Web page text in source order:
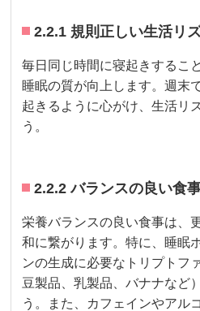
2.2.1 規則正しい生活リ
毎日同じ時間に寝起きするこ
睡眠の質が向上します。週末
起きるように心がけ、生活リ
う。
2.2.2 バランスの良い食
栄養バランスの良い食事は、
和に繋がります。特に、睡眠
ンの生成に必要なトリプトフ
豆製品、乳製品、バナナなど
う。また、カフェインやアル